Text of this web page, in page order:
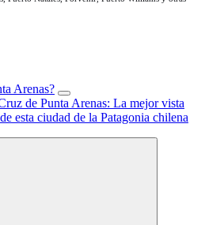
Arenas?
de Punta Arenas: La mejor vista
esta ciudad de la Patagonia chilena